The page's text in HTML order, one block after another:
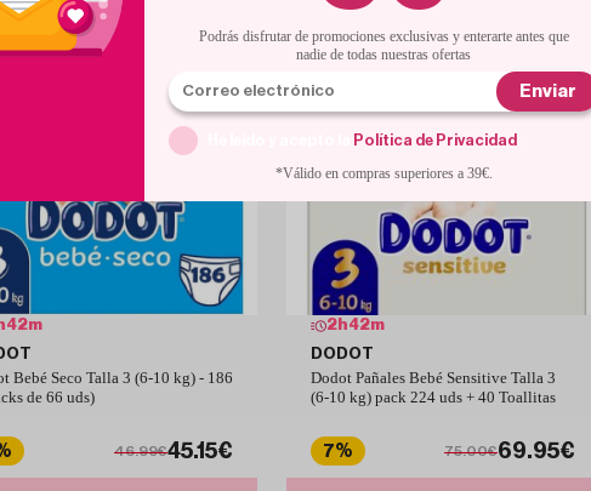
42m
Bebé Seco Talla 3 (6-10 kg) - 186
de 66 uds)
46.99€45.15€
2 h42m
DODOT
Dodot Pañales Bebé Sensitive Talla 3
(6-10 kg) pack 224 uds + 40 Toallitas
7% 75.00€69.95€
Podrás disfrutar de promociones exclusivas y enterarte antes que
nadie de todas nuestras ofertas
Enviar
Política de Privacidad
*Válido en compras superiores a 39€.